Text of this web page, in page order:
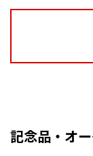
記念品・オ